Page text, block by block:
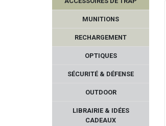
MUNITIONS
RECHARGEMENT
OPTIQUES
SÉCURITÉ & DÉFENSE
OUTDOOR
LIBRAIRIE & IDÉES
CADEAUX